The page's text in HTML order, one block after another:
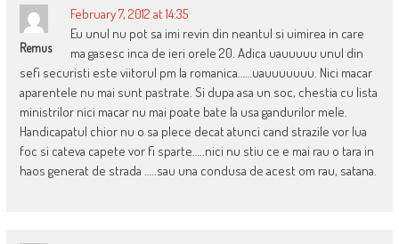
Remus
February 7, 2012 at 14:35
Eu unul nu pot sa imi revin din neantul si uimirea in care
ma gasesc inca de ieri orele 20. Adica uauuuuu unul din
sefi securisti este viitorul pm la romanica……uauuuuuuu. Nici macar
aparentele nu mai sunt pastrate. Si dupa asa un soc, chestia cu lista
ministrilor nici macar nu mai poate bate la usa gandurilor mele.
Handicapatul chior nu o sa plece decat atunci cand strazile vor lua
foc si cateva capete vor fi sparte…..nici nu stiu ce e mai rau o tara in
haos generat de strada …..sau una condusa de acest om rau, satana.